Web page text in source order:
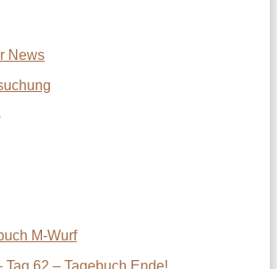
News
M-Wurf